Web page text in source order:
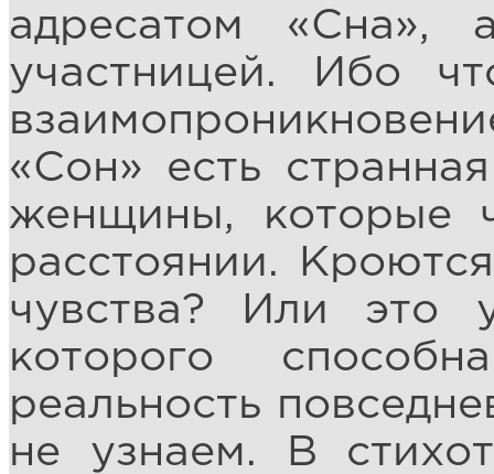
адресатом «Сна»,
участницей. Ибо
«Сон» есть
женщины, которые
расстоянии.
чувства? Или это
которого
реальность
не узнаем. В